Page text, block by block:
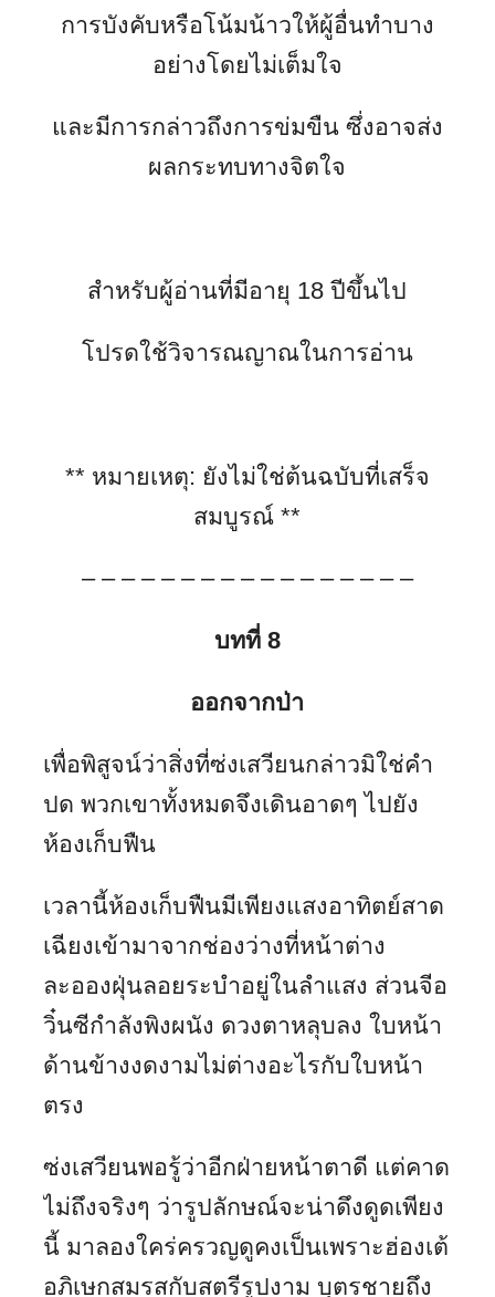
การบังคับหรือโน้มน้าวให้ผู้อื่นทำบาง
อย่างโดยไม่เต็มใจ
และมีการกล่าวถึงการข่มขืน ซึ่งอาจส่ง
ผลกระทบทางจิตใจ
สำหรับผู้อ่านที่มีอายุ 18 ปีขึ้นไป
โปรดใช้วิจารณญาณในการอ่าน
** หมายเหตุ: ยังไม่ใช่ต้นฉบับที่เสร็จ
สมบูรณ์ **
– – – – – – – – – – – – – – – – –
บทที่ 8
ออกจากป่า
เพื่อพิสูจน์ว่าสิ่งที่ซ่งเสวียนกล่าวมิใช่คำ
ปด พวกเขาทั้งหมดจึงเดินอาดๆ ไปยัง
ห้องเก็บฟืน
เวลานี้ห้องเก็บฟืนมีเพียงแสงอาทิตย์สาด
เฉียงเข้ามาจากช่องว่างที่หน้าต่าง
ละอองฝุ่นลอยระบำอยู่ในลำแสง ส่วนจีอ
วิ๋นซีกำลังพิงผนัง ดวงตาหลุบลง ใบหน้า
ด้านข้างงดงามไม่ต่างอะไรกับใบหน้า
ตรง
ซ่งเสวียนพอรู้ว่าอีกฝ่ายหน้าตาดี แต่คาด
ไม่ถึงจริงๆ ว่ารูปลักษณ์จะน่าดึงดูดเพียง
นี้ มาลองใคร่ครวญดูคงเป็นเพราะฮ่องเต้
อภิเษกสมรสกับสตรีรูปงาม บุตรชายถึง